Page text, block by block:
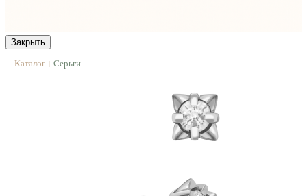
Закрыть
Каталог | Серьги